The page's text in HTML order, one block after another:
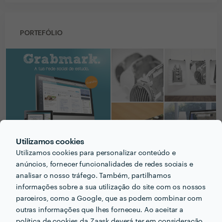
Utilizamos cookies
Utilizamos cookies para personalizar conteúdo e
anúncios, fornecer funcionalidades de redes sociais e
analisar o nosso tráfego. Também, partilhamos
informações sobre a sua utilização do site com os nossos
parceiros, como a Google, que as podem combinar com
outras informações que lhes forneceu. Ao aceitar a
PORTEFÓLIO
PERGUNTAS E RESPOSTAS
Em que informações deve um ou uma cliente pensar